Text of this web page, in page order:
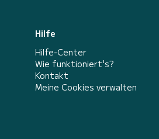
Hilfe
Hilfe-Center
Wie funktioniert's?
Kontakt
Meine Cookies verwalten